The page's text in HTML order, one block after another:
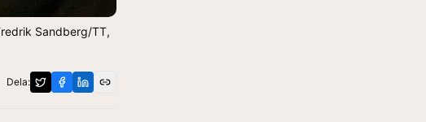
Sandberg/TT,
Dela: